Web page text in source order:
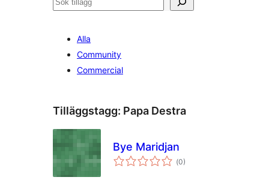
Alla
Community
Commercial
Tilläggstagg: Papa Destra
Bye Maridjan
(Totalt
antal
0)